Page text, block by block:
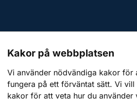
Webbplatsen
Om webbplatsen
Kakor på webbplatsen
Vi använder nödvändiga kakor för
fungera på ett förväntat sätt. Vi
kakor för att veta hur du använder